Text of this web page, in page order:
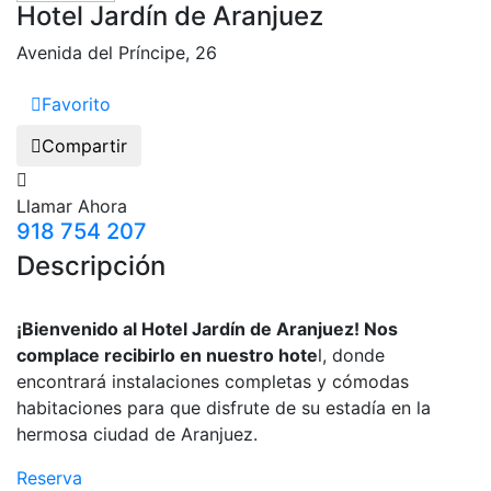
Hotel Jardín de Aranjuez
Avenida del Príncipe, 26
Favorito
Compartir
Llamar Ahora
918 754 207
Descripción
¡Bienvenido al Hotel Jardín de Aranjuez! Nos
complace recibirlo en nuestro hotel, donde
encontrará instalaciones completas y cómodas
habitaciones para que disfrute de su estadía en la
hermosa ciudad de Aranjuez.
Reserva